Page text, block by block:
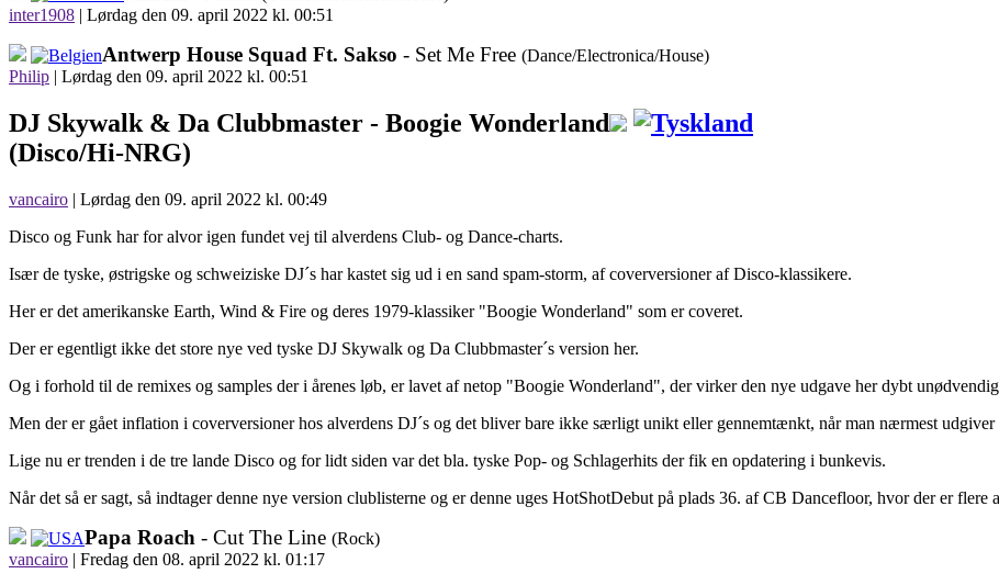
inter1908 | Lørdag den 09. april 2022 kl. 00:51
Antwerp House Squad Ft. Sakso - Set Me Free (Dance/Electronica/House)
Philip | Lørdag den 09. april 2022 kl. 00:51
DJ Skywalk & Da Clubbmaster - Boogie Wonderland
(Disco/Hi-NRG)
vancairo | Lørdag den 09. april 2022 kl. 00:49
Disco og Funk har for alvor igen fundet vej til alverdens Club- og Dance-charts.
Især de tyske, østrigske og schweiziske DJ´s har kastet sig ud i en sand spam-storm, af coverversioner af Disco-klassikere.
Her er det amerikanske Earth, Wind & Fire og deres 1979-klassiker "Boogie Wonderland" som er coveret.
Der er egentligt ikke det store nye ved tyske DJ Skywalk og Da Clubbmaster´s version her.
Og i forhold til de remixes og samples der i årenes løb, er lavet af netop "Boogie Wonderland", der virker den nye udgave her dybt
Men der er gået inflation i coverversioner hos alverdens DJ´s og det bliver bare ikke særligt unikt eller gennemtænkt, når man nærmest
Lige nu er trenden i de tre lande Disco og for lidt siden var det bla. tyske Pop- og Schlagerhits der fik en opdatering i bunkevis.
Når det så er sagt, så indtager denne nye version clublisterne og er denne uges HotShotDebut på plads 36. af CB Dancefloor, hvor der er flere
Papa Roach - Cut The Line (Rock)
vancairo | Fredag den 08. april 2022 kl. 01:17